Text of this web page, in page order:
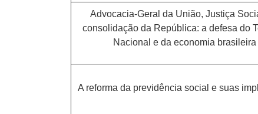
Advocacia-Geral da União, Justiça
consolidação da República: a defesa do
Nacional e da economia brasileira
A reforma da previdência social e suas